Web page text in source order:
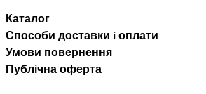
Каталог
Способи доставки i оплати
Умови повернення
Публічна оферта